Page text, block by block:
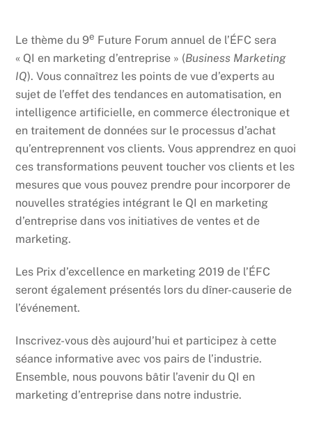
Le thème du 9e Future Forum annuel de l’ÉFC sera
« QI en marketing d’entreprise » (Business Marketing
IQ). Vous connaîtrez les points de vue d’experts au
sujet de l’effet des tendances en automatisation, en
intelligence artificielle, en commerce électronique et
en traitement de données sur le processus d’achat
qu’entreprennent vos clients. Vous apprendrez en quoi
ces transformations peuvent toucher vos clients et les
mesures que vous pouvez prendre pour incorporer de
nouvelles stratégies intégrant le QI en marketing
d’entreprise dans vos initiatives de ventes et de
marketing.
Les Prix d’excellence en marketing 2019 de l’ÉFC
seront également présentés lors du dîner-causerie de
l’événement.
Inscrivez-vous dès aujourd’hui et participez à cette
séance informative avec vos pairs de l’industrie.
Ensemble, nous pouvons bâtir l’avenir du QI en
marketing d’entreprise dans notre industrie.